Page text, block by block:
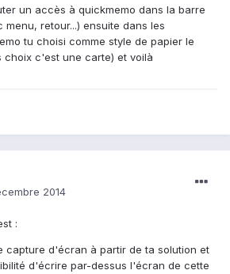
un accès à quickmemo dans la barre
retour...) ensuite dans les
tu choisi comme style de papier le
c'est une carte) et voilà
2014
:
capture d'écran à partir de ta solution et
d'écrire par-dessus l'écran de cette